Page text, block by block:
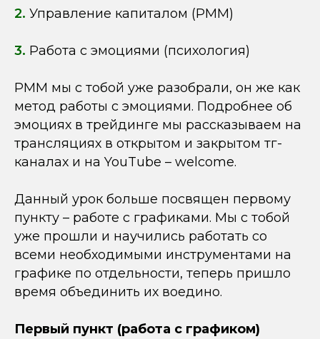
2. Управление капиталом (РММ)
3. Работа с эмоциями (психология)
РММ мы с тобой уже разобрали, он же как
метод работы с эмоциями. Подробнее об
эмоциях в трейдинге мы рассказываем на
трансляциях в открытом и закрытом тг-
каналах и на YouTube – welcome.
Данный урок больше посвящен первому
пункту – работе с графиками. Мы с тобой
уже прошли и научились работать со
всеми необходимыми инструментами на
графике по отдельности, теперь пришло
время объединить их воедино.
Первый пункт (работа с графиком)